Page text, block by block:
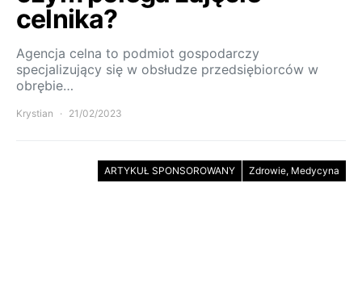
celnika?
Agencja celna to podmiot gospodarczy
specjalizujący się w obsłudze przedsiębiorców w
obrębie…
Krystian 21/02/2023
ARTYKUŁ SPONSOROWANY Zdrowie, Medycyna